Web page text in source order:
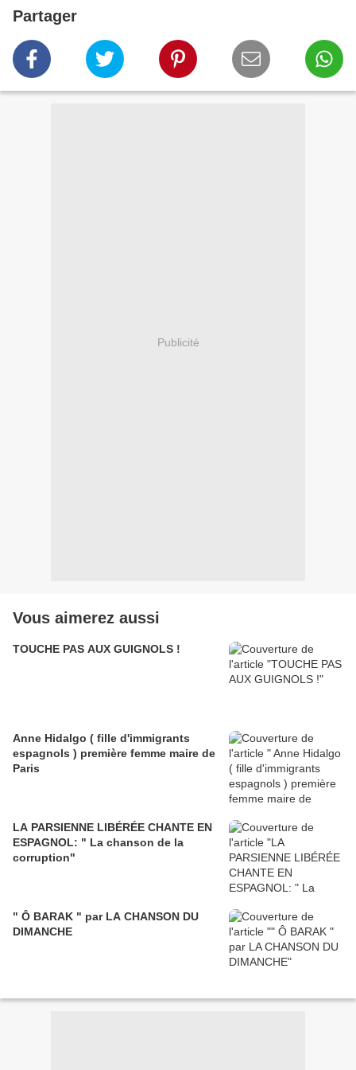
Partager
Publicité
Vous aimerez aussi
TOUCHE PAS AUX GUIGNOLS !
Anne Hidalgo ( fille d'immigrants
espagnols ) première femme maire de
Paris
LA PARSIENNE LIBÉRÉE CHANTE EN
ESPAGNOL: " La chanson de la
corruption"
" Ô BARAK " par LA CHANSON DU
DIMANCHE